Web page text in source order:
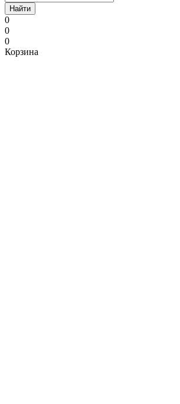
Найти
0
0
0
Корзина